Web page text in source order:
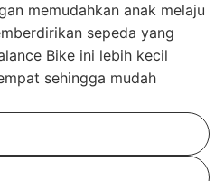
memudahkan anak melaju
sepeda yang
Bike ini lebih kecil
sehingga mudah